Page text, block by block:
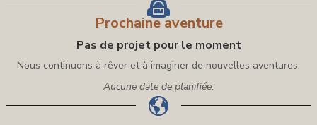
Prochaine aventure
Pas de projet pour le moment
Nous continuons à rêver et à imaginer de nouvelles aventures.
Aucune date de planifiée.